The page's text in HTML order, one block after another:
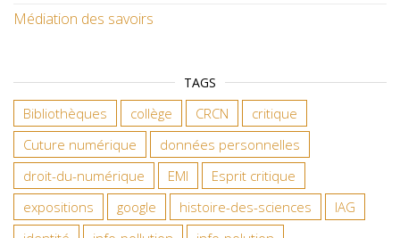
Médiation des savoirs
TAGS
Bibliothèques collège CRCN
critique
Cuture numérique
données personnelles
droit-du-numérique
EMI
Esprit critique
expositions
google histoire-des-sciences
IAG